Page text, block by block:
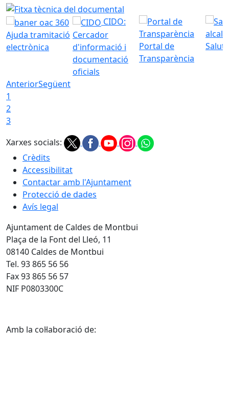
Fitxa tècnica del documental "Domingo, Domingo"
Ajuda tramitació
electrònica
CIDO:
Cercador
d'informació i
documentació
oficials
Portal de
Transparència
AnteriorSegüent
1
2
3
Xarxes socials:
Crèdits
Accessibilitat
Contactar amb l'Ajuntament
Protecció de dades
Avís legal
Ajuntament de Caldes de Montbui
Plaça de la Font del Lleó, 11
08140 Caldes de Montbui
Tel. 93 865 56 56
Fax 93 865 56 57
NIF P0803300C
Amb la col·laboració de: